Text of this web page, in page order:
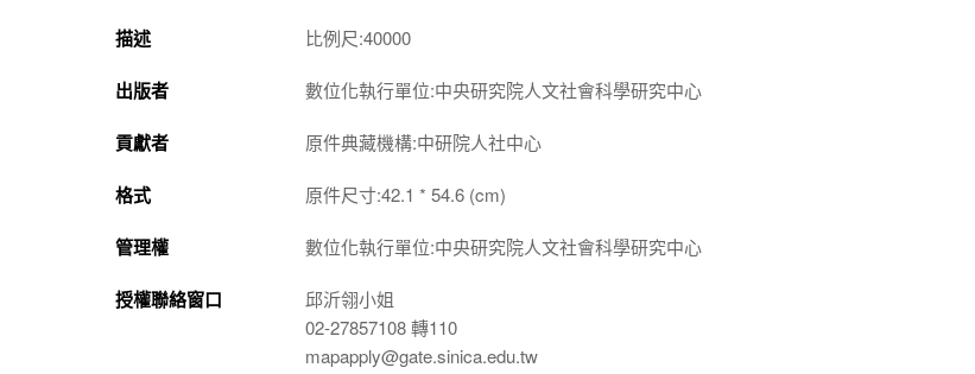
描述 比例尺:40000
出版者 數位化執行單位:中央研究院人文社會科學研究中心
貢獻者 原件典藏機構:中研院人社中心
格式 原件尺寸:42.1 * 54.6 (cm)
管理權 數位化執行單位:中央研究院人文社會科學研究中心
授權聯絡窗口
邱沂翎小姐
02-27857108 轉110
mapapply@gate.sinica.edu.tw